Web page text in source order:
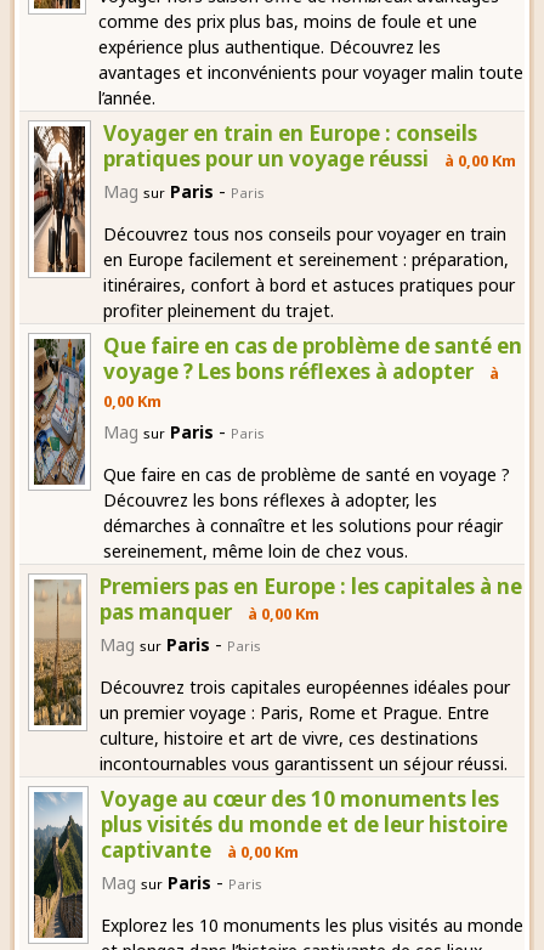
comme des prix plus bas, moins de foule et une
expérience plus authentique. Découvrez les
avantages et inconvénients pour voyager malin toute
l’année.
Voyager en train en Europe : conseils
pratiques pour un voyage réussi
à 0,00 Km
Mag sur Paris - Paris
Découvrez tous nos conseils pour voyager en train
en Europe facilement et sereinement : préparation,
itinéraires, confort à bord et astuces pratiques pour
profiter pleinement du trajet.
Que faire en cas de problème de santé en
voyage ? Les bons réflexes à adopter
à
0,00 Km
Mag sur Paris - Paris
Que faire en cas de problème de santé en voyage ?
Découvrez les bons réflexes à adopter, les
démarches à connaître et les solutions pour réagir
sereinement, même loin de chez vous.
Premiers pas en Europe : les capitales à ne
pas manquer
à 0,00 Km
Mag sur Paris - Paris
Découvrez trois capitales européennes idéales pour
un premier voyage : Paris, Rome et Prague. Entre
culture, histoire et art de vivre, ces destinations
incontournables vous garantissent un séjour réussi.
Voyage au cœur des 10 monuments les
plus visités du monde et de leur histoire
captivante
à 0,00 Km
Mag sur Paris - Paris
Explorez les 10 monuments les plus visités au monde